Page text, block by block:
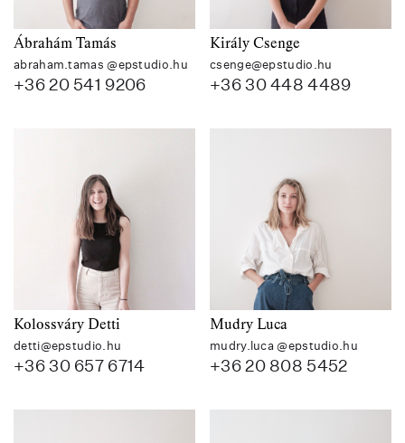
Ábrahám Tamás
abraham.tamas @epstudio.hu
+36 20 541 9206
Király Csenge
csenge@epstudio.hu
+36 30 448 4489
Kolossváry Detti
detti@epstudio.hu
+36 30 657 6714
Mudry Luca
mudry.luca @epstudio.hu
+36 20 808 5452